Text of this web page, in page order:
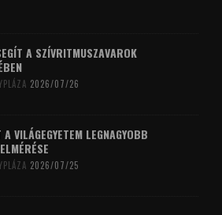
A SZÍVRITMUSZAVAROK
2026/07/26
A VILÁGEGYETEM LEGNAGYOBB
2026/07/25